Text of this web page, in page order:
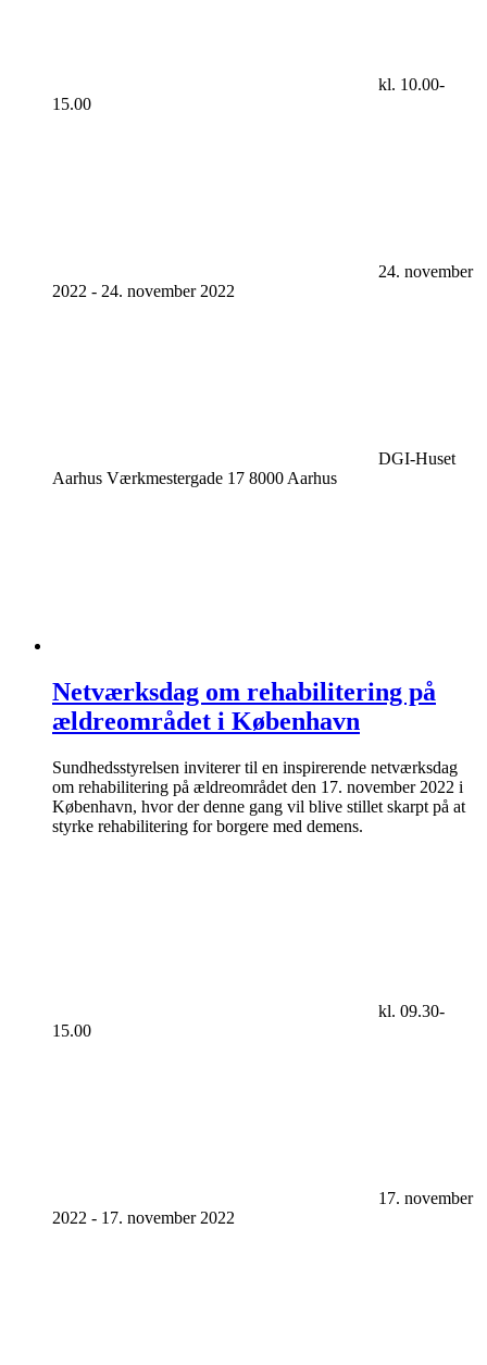
kl. 10.00-
15.00
24. november
2022 - 24. november 2022
DGI-Huset
Aarhus Værkmestergade 17 8000 Aarhus
Netværksdag om rehabilitering på
ældreområdet i København
Sundhedsstyrelsen inviterer til en inspirerende netværksdag
om rehabilitering på ældreområdet den 17. november 2022 i
København, hvor der denne gang vil blive stillet skarpt på at
styrke rehabilitering for borgere med demens.
kl. 09.30-
15.00
17. november
2022 - 17. november 2022